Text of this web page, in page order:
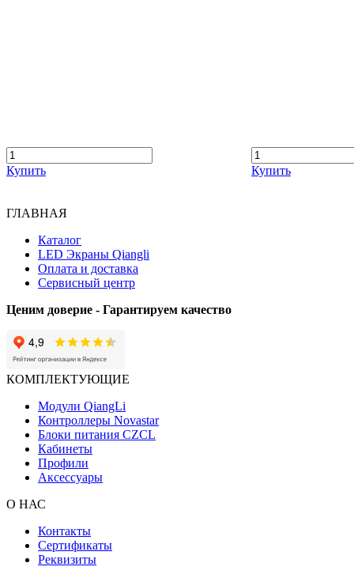
Купить Купить
ГЛАВНАЯ
Каталог
LED Экраны Qiangli
Оплата и доставка
Сервисный центр
Ценим доверие - Гарантируем качество
КОМПЛЕКТУЮЩИЕ
Модули QiangLi
Контроллеры Novastar
Блоки питания CZCL
Кабинеты
Профили
Аксессуары
О НАС
Контакты
Сертификаты
Реквизиты